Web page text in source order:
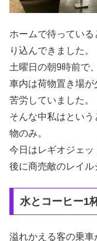
ホームで待ってい
り込んできました。
土曜日の朝9時前で
車内は荷物置き場
苦労していました。
そんな中私はとい
物のみ。
今日はレギオジェ
後に商売敵のレイル
水とコーヒー1
溢れかえる客の乗車